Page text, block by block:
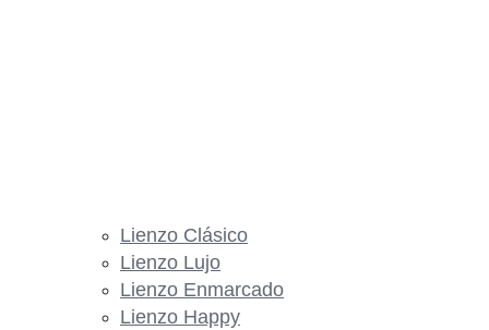
Lienzo Clásico
Lienzo Lujo
Lienzo Enmarcado
Lienzo Happy